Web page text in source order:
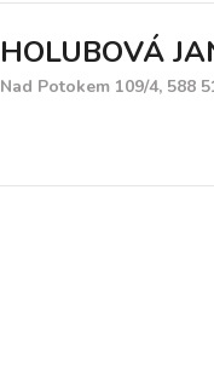
HOLUBOVÁ
Nad Potokem 109/4, 588